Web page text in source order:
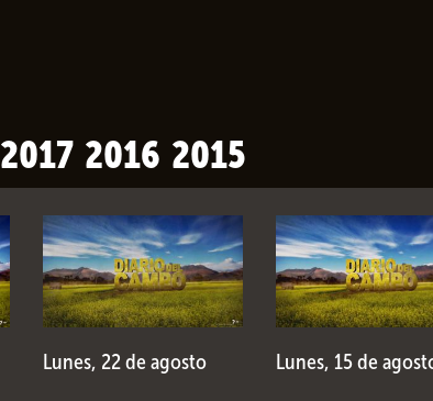
2017 2016 2015
Lunes, 22 de agosto Lunes, 15 de